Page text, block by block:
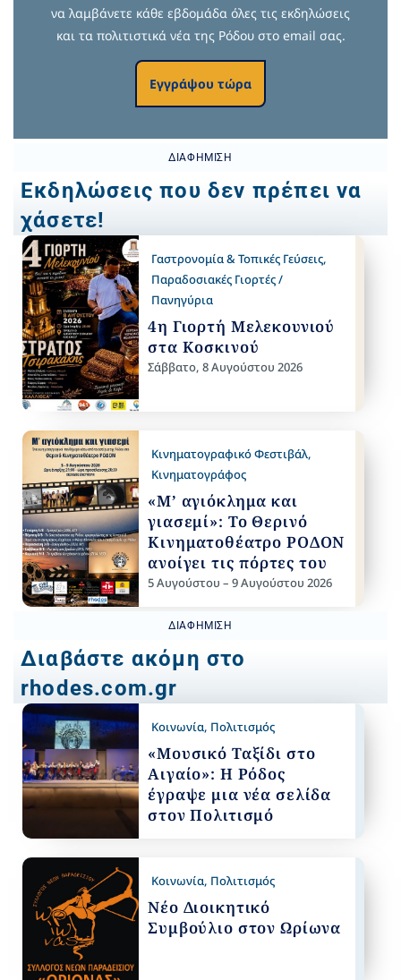
να λαμβάνετε κάθε εβδομάδα όλες τις εκδηλώσεις
και τα πολιτιστικά νέα της Ρόδου στο email σας.
Εγγράψου τώρα
ΔΙΑΦΉΜΙΣΗ
Εκδηλώσεις που δεν πρέπει να
χάσετε!
Γαστρονομία & Τοπικές Γεύσεις,
Παραδοσιακές Γιορτές /
Πανηγύρια
4η Γιορτή Μελεκουνιού
στα Κοσκινού
Σάββατο, 8 Αυγούστου 2026
Κινηματογραφικό Φεστιβάλ,
Κινηματογράφος
«Μ’ αγιόκλημα και
γιασεμί»: Το Θερινό
Κινηματοθέατρο ΡΟΔΟΝ
ανοίγει τις πόρτες του
5 Αυγούστου – 9 Αυγούστου 2026
ΔΙΑΦΉΜΙΣΗ
Διαβάστε ακόμη στο
rhodes.com.gr
Κοινωνία, Πολιτισμός
«Μουσικό Ταξίδι στο
Αιγαίο»: Η Ρόδος
έγραψε μια νέα σελίδα
στον Πολιτισμό
Κοινωνία, Πολιτισμός
Νέο Διοικητικό
Συμβούλιο στον Ωρίωνα